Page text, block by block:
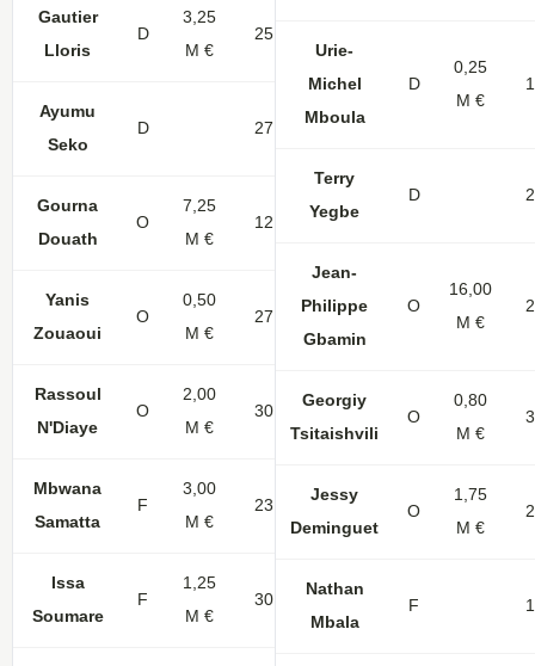
Gautier
Lloris
D
3,25
M €
25
Ayumu
Seko
D 27
Gourna
Douath
O
7,25
M €
12
Yanis
Zouaoui
O
0,50
M €
27
Rassoul
N'Diaye
O
2,00
M €
30 4
Mbwana
Samatta
F
3,00
M €
23 1
Issa
Soumare
F
1,25
M €
30 6
Urie-
Michel
Mboula
D
0,25
M €
Terry
Yegbe
D
Jean-
Philippe
Gbamin
O
16,00
M €
Georgiy
Tsitaishvili
O
0,80
M €
Jessy
Deminguet
O
1,75
M €
Nathan
Mbala
F